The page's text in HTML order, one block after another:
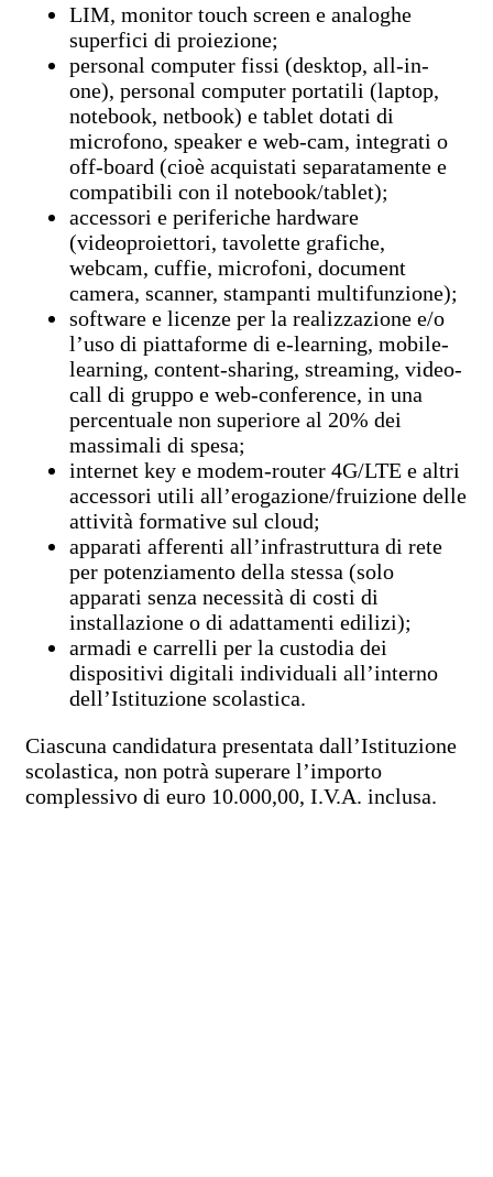
LIM, monitor touch screen e analoghe
superfici di proiezione;
personal computer fissi (desktop, all-in-
one), personal computer portatili (laptop,
notebook, netbook) e tablet dotati di
microfono, speaker e web-cam, integrati o
off-board (cioè acquistati separatamente e
compatibili con il notebook/tablet);
accessori e periferiche hardware
(videoproiettori, tavolette grafiche,
webcam, cuffie, microfoni, document
camera, scanner, stampanti multifunzione);
software e licenze per la realizzazione e/o
l’uso di piattaforme di e-learning, mobile-
learning, content-sharing, streaming, video-
call di gruppo e web-conference, in una
percentuale non superiore al 20% dei
massimali di spesa;
internet key e modem-router 4G/LTE e altri
accessori utili all’erogazione/fruizione delle
attività formative sul cloud;
apparati afferenti all’infrastruttura di rete
per potenziamento della stessa (solo
apparati senza necessità di costi di
installazione o di adattamenti edilizi);
armadi e carrelli per la custodia dei
dispositivi digitali individuali all’interno
dell’Istituzione scolastica.
Ciascuna candidatura presentata dall’Istituzione
scolastica, non potrà superare l’importo
complessivo di euro 10.000,00, I.V.A. inclusa.